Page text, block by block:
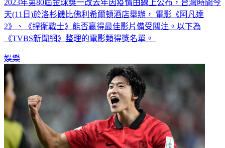
2023年第80屆金球獎一改去年因疫情由線上公布，台灣時間今
天(11日)於洛杉磯比佛利希爾頓酒店舉辦， 電影《阿凡達
2》、《捍衛戰士》能否贏得最佳影片備受關注。以下為
《TVBS新聞網》整理的電影類得獎名單。
娛樂